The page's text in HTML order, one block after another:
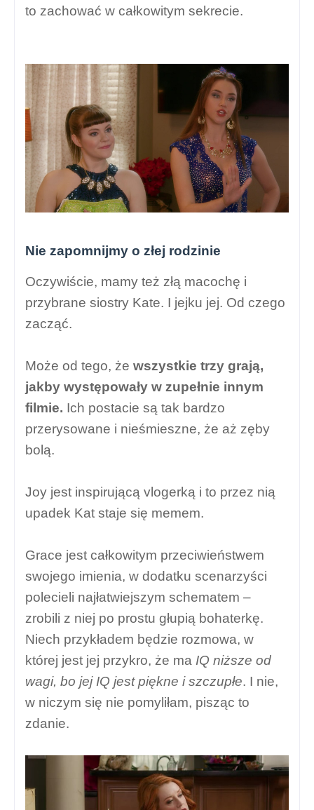
to zachować w całkowitym sekrecie.
Nie zapomnijmy o złej rodzinie
Oczywiście, mamy też złą macochę i
przybrane siostry Kate. I jejku jej. Od czego
zacząć.
Może od tego, że wszystkie trzy grają,
jakby występowały w zupełnie innym
filmie. Ich postacie są tak bardzo
przerysowane i nieśmieszne, że aż zęby
bolą.
Joy jest inspirującą vlogerką i to przez nią
upadek Kat staje się memem.
Grace jest całkowitym przeciwieństwem
swojego imienia, w dodatku scenarzyści
polecieli najłatwiejszym schematem –
zrobili z niej po prostu głupią bohaterkę.
Niech przykładem będzie rozmowa, w
której jest jej przykro, że ma IQ niższe od
wagi, bo jej IQ jest piękne i szczupłe. I nie,
w niczym się nie pomyliłam, pisząc to
zdanie.